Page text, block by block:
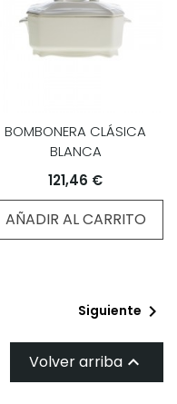
BOMBONERA CLÁSICA
BLANCA
121,46 €
AÑADIR AL CARRITO
Siguiente 
Volver arriba 